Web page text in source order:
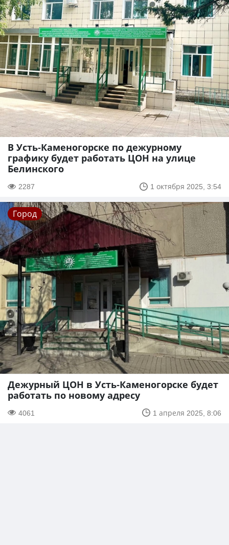
В Усть-Каменогорске по дежурному
графику будет работать ЦОН на улице
Белинского
2287 1 октября 2025, 3:54
Город
Дежурный ЦОН в Усть-Каменогорске будет
работать по новому адресу
4061 1 апреля 2025, 8:06